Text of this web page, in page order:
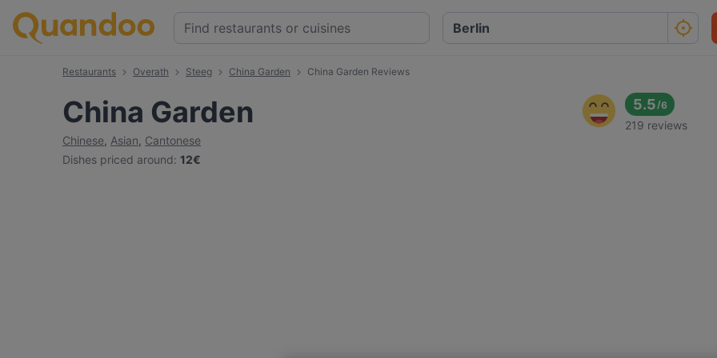
Restaurants Overath Steeg China Garden China Garden Reviews
China Garden
Chinese, Asian, Cantonese
Dishes priced around: 12€
5.5/6
219 reviews